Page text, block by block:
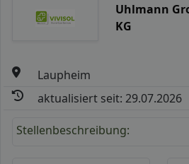
Uhlmann
KG
Laupheim
aktualisiert seit: 29.07.2026
Stellenbeschreibung: